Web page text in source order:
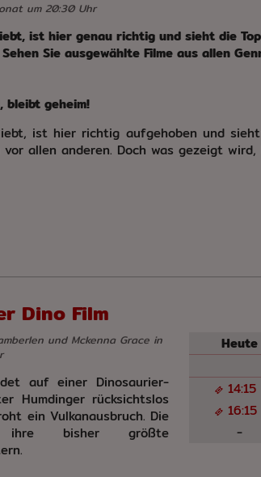
um 20:30 Uhr
ist hier genau richtig und sieht die
Sie ausgewählte Filme aus allen
bleibt geheim!
ist hier richtig aufgehoben und
allen anderen. Doch was gezeigt wird,
Dino Film
14:15
16:15
-
und Mckenna Grace in
auf einer Dinosaurier-
Humdinger rücksichtslos
ein Vulkanausbruch. Die
ihre bisher größte